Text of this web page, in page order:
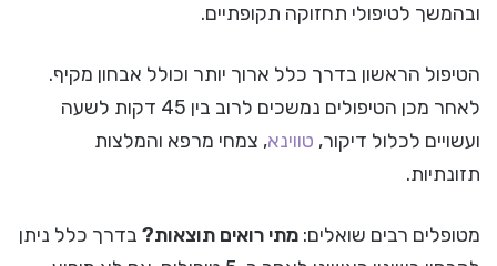
ובהמשך לטיפולי תחזוקה תקופתיים.
הטיפול הראשון בדרך כלל ארוך יותר וכולל אבחון מקיף.
לאחר מכן הטיפולים נמשכים לרוב בין 45 דקות לשעה
ועשויים לכלול דיקור, טווינא, צמחי מרפא והמלצות
תזונתיות.
מטופלים רבים שואלים: מתי רואים תוצאות? בדרך כלל ניתן